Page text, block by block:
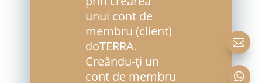
unui cont de
membru (client)
doTERRA.
Creându-ți un
cont de membru

